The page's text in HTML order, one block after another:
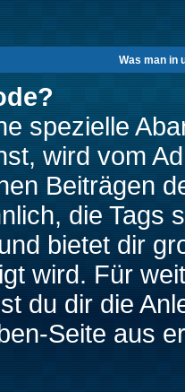
Was man in
spezielle
wird vom
Beiträgen
die Tags
bietet dir
wird. Für
du dir die
Seite aus